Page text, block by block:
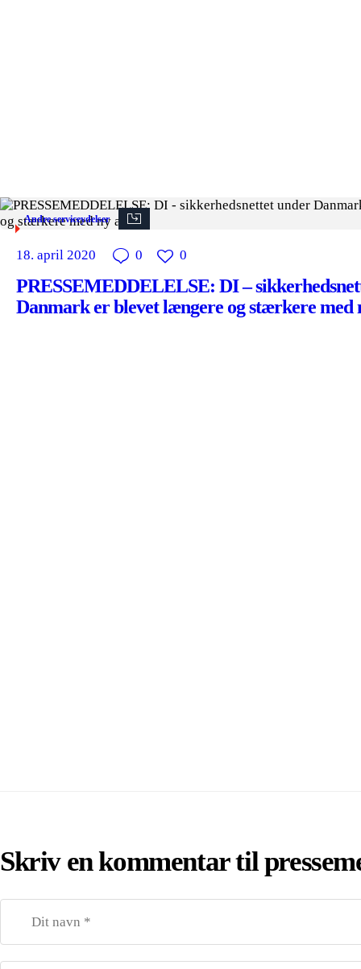
Andre serviceydelser
18. april 2020 0 0
PRESSEMEDDELELSE: DI –
Danmark er blevet længere og stærkere med
Skriv en kommentar til